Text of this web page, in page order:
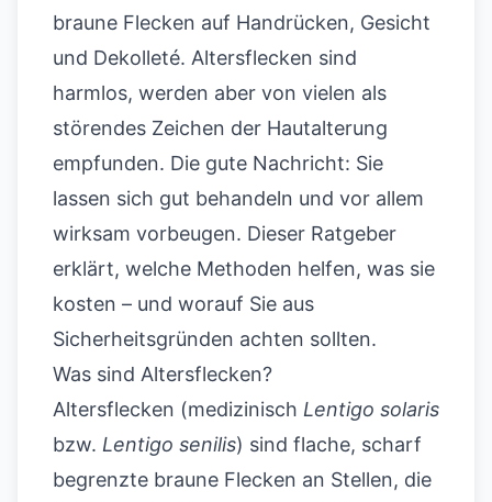
braune Flecken auf Handrücken, Gesicht
und Dekolleté. Altersflecken sind
harmlos, werden aber von vielen als
störendes Zeichen der Hautalterung
empfunden. Die gute Nachricht: Sie
lassen sich gut behandeln und vor allem
wirksam vorbeugen. Dieser Ratgeber
erklärt, welche Methoden helfen, was sie
kosten – und worauf Sie aus
Sicherheitsgründen achten sollten.
Was sind Altersflecken?
Altersflecken (medizinisch Lentigo solaris
bzw. Lentigo senilis) sind flache, scharf
begrenzte braune Flecken an Stellen, die